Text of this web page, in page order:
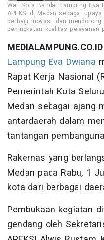
Wali Kota Bandar Lampung Eva
APEKSI di Medan sebagai
berbagi inovasi, dan
peningkatan kualitas pelayanan
MEDIALAMPUNG.CO.ID
Lampung Eva Dwiana
Rapat Kerja Nasional
Pemerintah Kota
Medan sebagai ajang
antardaerah dalam
tantangan
Rakernas yang
Medan pada Rabu, 1
kota dari berbagai
Pembukaan kegiatan
gendang oleh